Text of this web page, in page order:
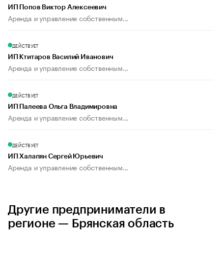
ИП Попов Виктор Алексеевич
Аренда и управление собственным...
ДЕЙСТВУЕТ
ИП Ктитаров Василий Иванович
Аренда и управление собственным...
ДЕЙСТВУЕТ
ИП Палеева Ольга Владимировна
Аренда и управление собственным...
ДЕЙСТВУЕТ
ИП Халапян Сергей Юрьевич
Аренда и управление собственным...
Другие предприниматели в
регионе — Брянская область